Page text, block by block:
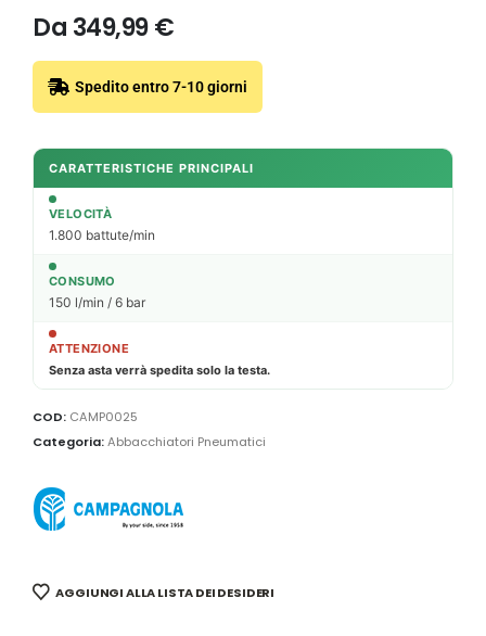
Da 349,99€
Spedito entro 7-10 giorni
CARATTERISTICHE PRINCIPALI
VELOCITÀ
1.800 battute/min
CONSUMO
150 l/min / 6 bar
ATTENZIONE
Senza asta verrà spedita solo la testa.
COD: CAMP0025
Categoria:Abbacchiatori Pneumatici
AGGIUNGI ALLA LISTA DEI DESIDERI